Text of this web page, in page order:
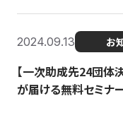
2024.09.13 お
【一次助成先24団体
が届ける無料セミナ